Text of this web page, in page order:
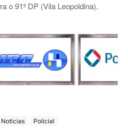
o 91º DP (Vila Leopoldina).
Notícias Policial